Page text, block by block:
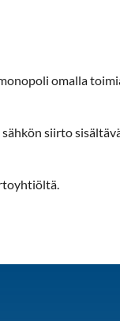
omalla
siirto